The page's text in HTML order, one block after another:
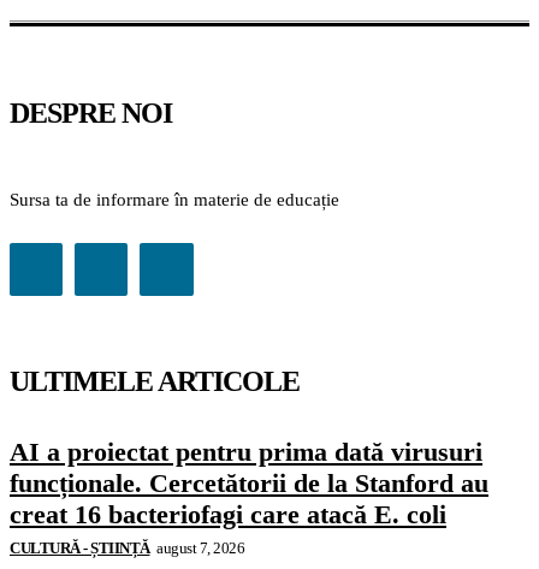
DESPRE NOI
Sursa ta de informare în materie de educație
ULTIMELE ARTICOLE
AI a proiectat pentru prima dată virusuri
funcționale. Cercetătorii de la Stanford au
creat 16 bacteriofagi care atacă E. coli
CULTURĂ - ȘTIINȚĂ august 7, 2026